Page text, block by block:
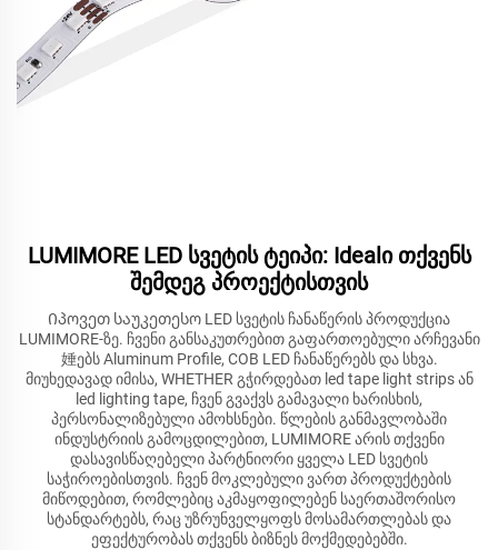
LUMIMORE LED სვეტის ტეიპი: Idealი თქვენს
შემდეგ პროექტისთვის
Იპოვეთ საუკეთესო LED სვეტის ჩანაწერის პროდუქცია
LUMIMORE-ზე. ჩვენი განსაკუთრებით გაფართოებული არჩევანი
娷ებს Aluminum Profile, COB LED ჩანაწერებს და სხვა.
მიუხედავად იმისა, WHETHER გჭირდებათ led tape light strips ან
led lighting tape, ჩვენ გვაქვს გამავალი ხარისხის,
პერსონალიზებული ამოხსნები. წლების განმავლობაში
ინდუსტრიის გამოცდილებით, LUMIMORE არის თქვენი
დასავისწაღებელი პარტნიორი ყველა LED სვეტის
საჭიროებისთვის. ჩვენ მოკლებული ვართ პროდუქტების
მიწოდებით, რომლებიც აკმაყოფილებენ საერთაშორისო
სტანდარტებს, რაც უზრუნველყოფს მოსამართლებას და
ეფექტურობას თქვენს ბიზნეს მოქმედებებში.